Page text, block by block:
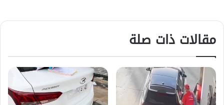
مقالات ذات صلة